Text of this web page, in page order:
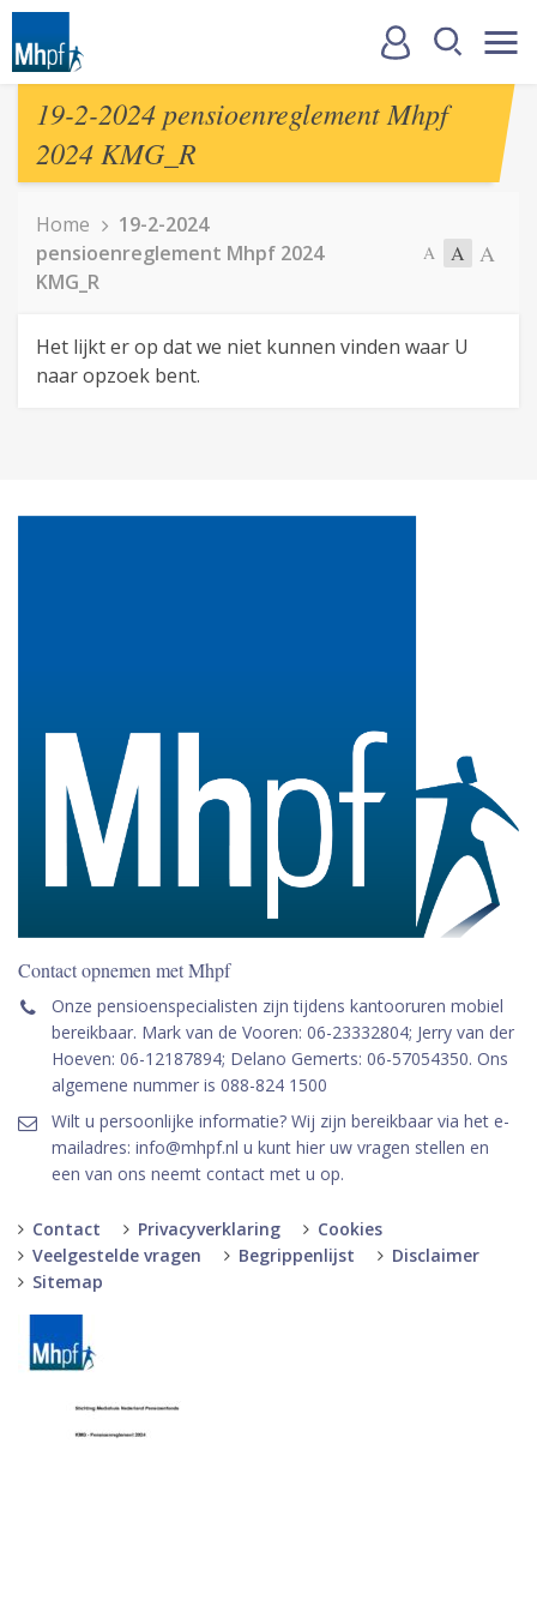
19-2-2024 pensioenreglement Mhpf
2024 KMG_R
Home
19-2-2024
pensioenreglement Mhpf 2024
KMG_R
A A A
Het lijkt er op dat we niet kunnen vinden waar U
naar opzoek bent.
Contact opnemen met Mhpf
Onze pensioenspecialisten zijn tijdens kantooruren mobiel
bereikbaar. Mark van de Vooren: 06-23332804; Jerry van der
Hoeven: 06-12187894; Delano Gemerts: 06-57054350. Ons
algemene nummer is 088-824 1500
Wilt u persoonlijke informatie? Wij zijn bereikbaar via het e-
mailadres: info@mhpf.nl u kunt hier uw vragen stellen en
een van ons neemt contact met u op.
Contact Privacyverklaring
Cookies
Veelgestelde vragen
Begrippenlijst
Disclaimer
Sitemap